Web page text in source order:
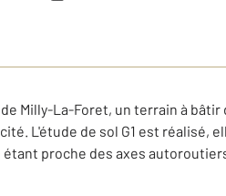
Milly-La-Foret, un terrain à bâtir
L'étude de sol G1 est réalisé,
proche des axes